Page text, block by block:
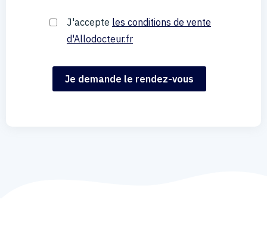
J'accepte les conditions de vente
d'Allodocteur.fr